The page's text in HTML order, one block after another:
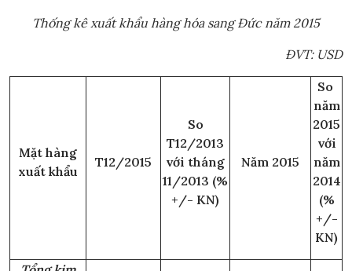
Thống kê xuất khẩu hàng hóa sang Đức năm 2015
ĐVT: USD
Mặt hàng
xuất khẩu
T12/2015
So
T12/2013
với tháng
11/2013 (%
+/- KN)
Năm 2015
So
năm
2015
với
năm
2014
(%
+/-
KN)